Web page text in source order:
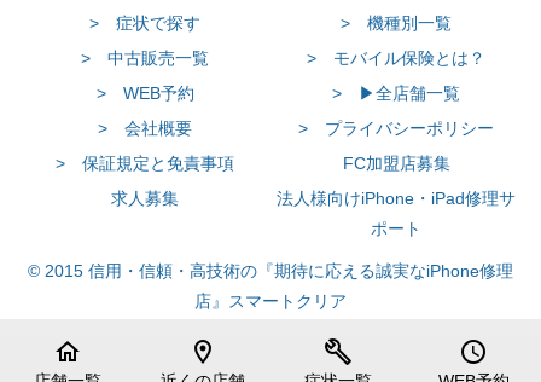
> 症状で探す
> 機種別一覧
> 中古販売一覧
> モバイル保険とは？
> WEB予約
> ▶全店舗一覧
> 会社概要
> プライバシーポリシー
> 保証規定と免責事項
FC加盟店募集
求人募集
法人様向けiPhone・iPad修理サ
ポート
© 2015 信用・信頼・高技術の『期待に応える誠実なiPhone修理
店』スマートクリア
home location_on build schedule